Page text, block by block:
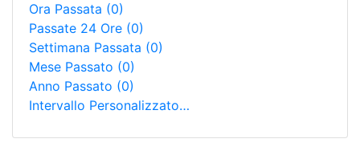
Ora Passata (0)
Passate 24 Ore (0)
Settimana Passata (0)
Mese Passato (0)
Anno Passato (0)
Intervallo Personalizzato…